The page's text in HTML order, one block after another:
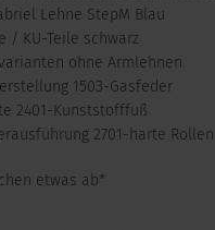
Lehne StepM Blau
/ KU-Teile schwarz
ohne Armlehnen
1503-Gasfeder
2401-Kunststofffuß
2701-harte Rollen
etwas ab*